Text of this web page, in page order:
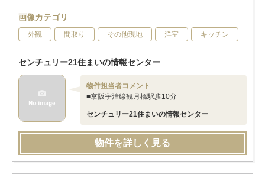
画像カテゴリ
外観 間取り その他現地 洋室 キッチン
センチュリー21住まいの情報センター
物件担当者コメント
■京阪宇治線観月橋駅歩10分
センチュリー21住まいの情報センター
物件を詳しく見る